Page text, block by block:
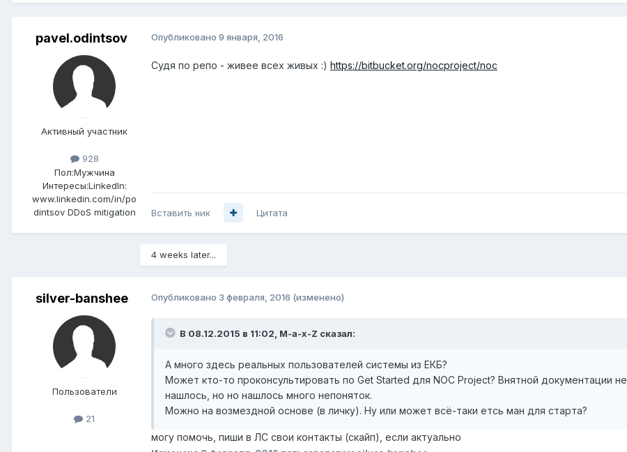
pavel.odintsov
Активный участник
928
Пол:Мужчина
Интересы:LinkedIn:
www.linkedin.com/in/po
dintsov DDoS mitigation
Опубликовано 9 января, 2016
Судя по репо - живее всех живых :) https://bitbucket.org/nocproject/noc
Вставить ник Цитата
4 weeks later...
silver-banshee
Пользователи
21
Опубликовано 3 февраля, 2016 (изменено)
В 08.12.2015 в 11:02, M-a-x-Z сказал:
А много здесь реальных пользователей системы из ЕКБ?
Может кто-то проконсультировать по Get Started для NOC Project? Внятной документации не
нашлось, но но нашлось много непоняток.
Можно на возмездной основе (в личку). Ну или может всё-таки етсь ман для старта?
могу помочь, пиши в ЛС свои контакты (скайп), если актуально